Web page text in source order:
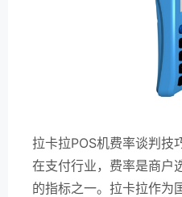
拉卡拉POS机费率谈判技
在支付行业，费率是商户
的指标之一。拉卡拉作为